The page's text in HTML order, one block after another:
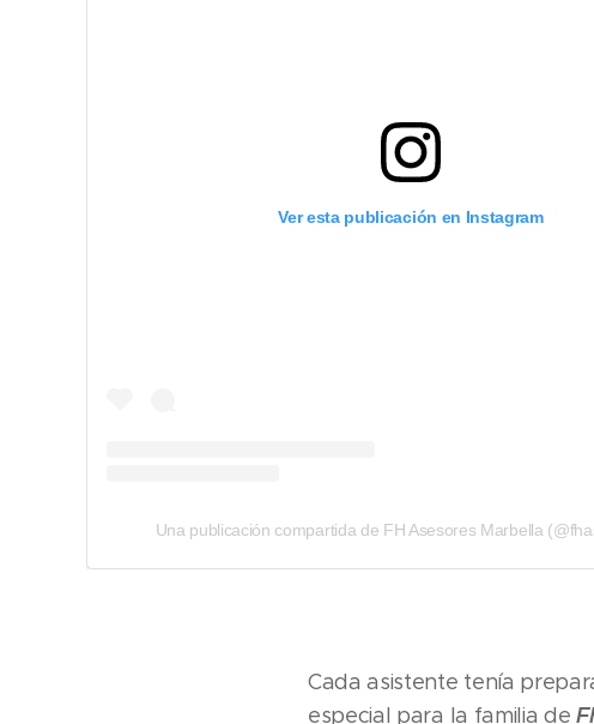
Ver esta publicación en Instagram
Una publicación compartida de FH Asesores Marbella
Cada asistente tenía
especial para la familia de